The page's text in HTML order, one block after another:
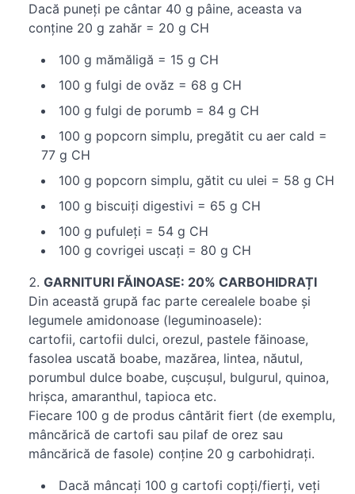
Dacă puneți pe cântar 40 g pâine, aceasta va
conține 20 g zahăr = 20 g CH
100 g mămăligă = 15 g CH
100 g fulgi de ovăz = 68 g CH
100 g fulgi de porumb = 84 g CH
100 g popcorn simplu, pregătit cu aer cald =
77 g CH
100 g popcorn simplu, gătit cu ulei = 58 g CH
100 g biscuiți digestivi = 65 g CH
100 g pufuleți = 54 g CH
100 g covrigei uscați = 80 g CH
GARNITURI FĂINOASE: 20% CARBOHIDRAȚI
Din această grupă fac parte cerealele boabe și
legumele amidonoase (leguminoasele):
cartofii, cartofii dulci, orezul, pastele făinoase,
fasolea uscată boabe, mazărea, lintea, năutul,
porumbul dulce boabe, cușcușul, bulgurul, quinoa,
hrișca, amaranthul, tapioca etc.
Fiecare 100 g de produs cântărit fiert (de exemplu,
mâncărică de cartofi sau pilaf de orez sau
mâncărică de fasole) conține 20 g carbohidrați.
Dacă mâncați 100 g cartofi copți/fierți, veți